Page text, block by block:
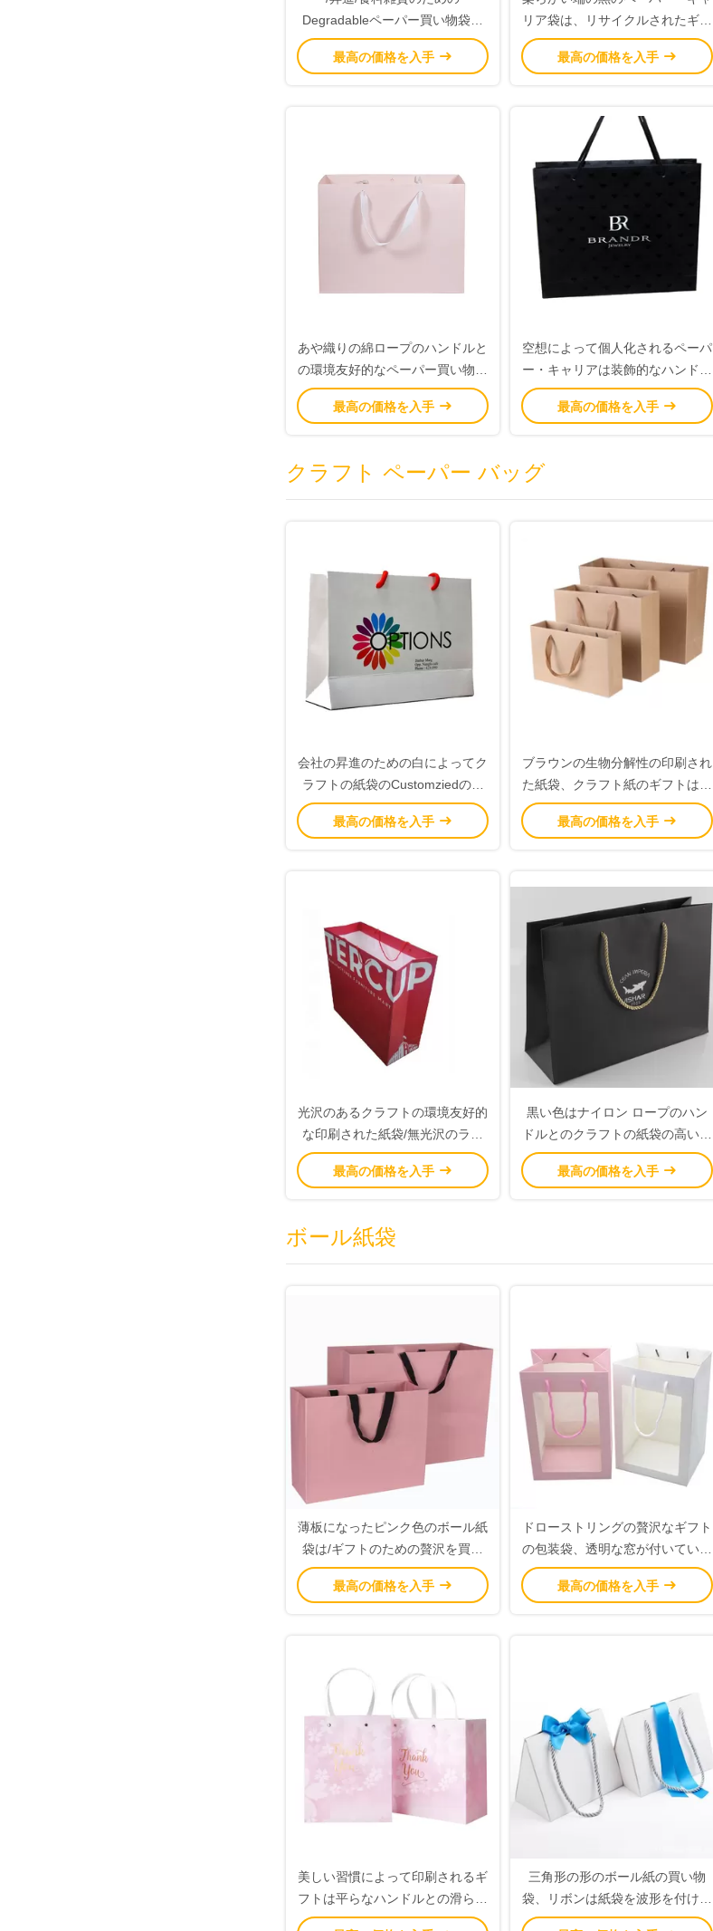
Degradableペーパー買い物袋広
告
最高の価格を入手
リア袋は、リサイクルされたギフ
ト利用できるさまざまな形を袋に
入れます
最高の価格を入手
あや織りの綿ロープのハンドルと
の環境友好的なペーパー買い物袋
ピンク色
最高の価格を入手
空想によって個人化されるペーパ
ー・キャリアは装飾的なハンドメ
イドの最大負荷の重量5KGを袋に
入れます
最高の価格を入手
クラフト ペーパー バッグ
会社の昇進のための白によってク
ラフトの紙袋のCustomziedの印
刷される厚さ
最高の価格を入手
ブラウンの生物分解性の印刷され
た紙袋、クラフト紙のギフトは高
い耐久性を袋に入れます
最高の価格を入手
光沢のあるクラフトの環境友好的
な印刷された紙袋/無光沢のラミ
ネーションの表面の仕上げ
最高の価格を入手
黒い色はナイロン ロープのハン
ドルとのクラフトの紙袋の高い伸
縮性を印刷しました
最高の価格を入手
ボール紙袋
薄板になったピンク色のボール紙
袋は/ギフトのための贅沢を買物
をすること印刷しました
最高の価格を入手
ドローストリングの贅沢なギフト
の包装袋、透明な窓が付いている
ボール紙の紙袋
最高の価格を入手
美しい習慣によって印刷されるギ
フトは平らなハンドルとの滑らか
なカスタマイズされたロゴを袋に
三角形の形のボール紙の買い物
袋、リボンは紙袋を波形を付けま
した